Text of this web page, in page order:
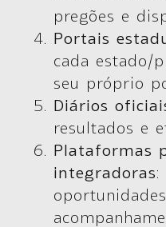
pregões e
Portais
cada estado/
seu próprio
Diários
resultados e
Plataformas
integradoras: